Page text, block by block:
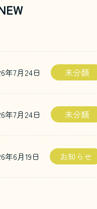
年7月24日 未分類
年7月24日 未分類
年6月19日 お知らせ